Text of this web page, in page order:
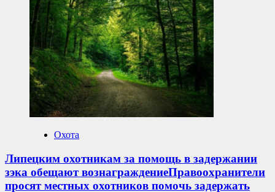
Охота
Липецким охотникам за помощь в задержании
зэка обещают вознаграждениеПравоохранители
просят местных охотников помочь задержать